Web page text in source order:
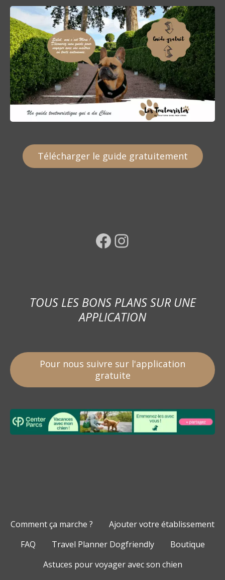
e
s
Télécharger le guide gratuitement
Facebook Instagram
TOUS LES BONS PLANS SUR UNE
APPLICATION
Pour nous suivre sur l'application
gratuite
Comment ça marche ?
Ajouter votre établissement
FAQ
Travel Planner Dogfriendly
Boutique
Astuces pour voyager avec son chien